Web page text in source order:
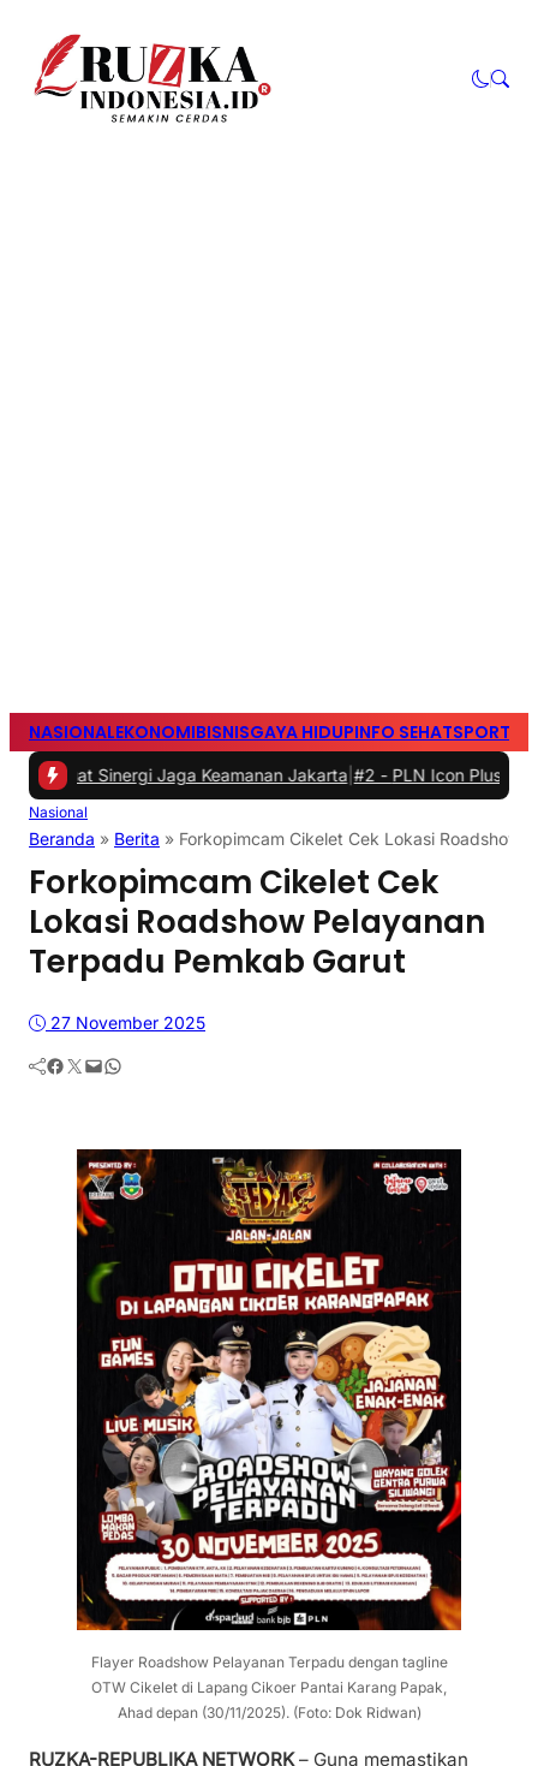
NASIONALEKONOMIBISNISGAYA HIDUPINFO SEHATSPORTS
Jaga Keamanan Jakarta|#2 - PLN Icon Plus Berikan Internet
Nasional
Beranda » Berita » Forkopimcam Cikelet Cek Lokasi Roadshow
Forkopimcam Cikelet Cek
Lokasi Roadshow Pelayanan
Terpadu Pemkab Garut
27 November 2025
Facebook Twitter Mail WhatsApp
Flayer Roadshow Pelayanan Terpadu dengan tagline
OTW Cikelet di Lapang Cikoer Pantai Karang Papak,
Ahad depan (30/11/2025). (Foto: Dok Ridwan)
RUZKA-REPUBLIKA NETWORK– Guna memastikan